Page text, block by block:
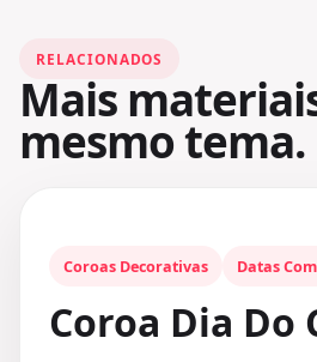
RELACIONADOS
Mais
mesmo tema.
Coroas Decorativas Datas
Coroa Dia Do